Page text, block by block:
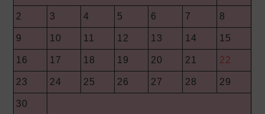
2 3 4 5 6 7 8
9 10 11 12 13 14 15
16 17 18 19 20 21 22
23 24 25 26 27 28 29
30